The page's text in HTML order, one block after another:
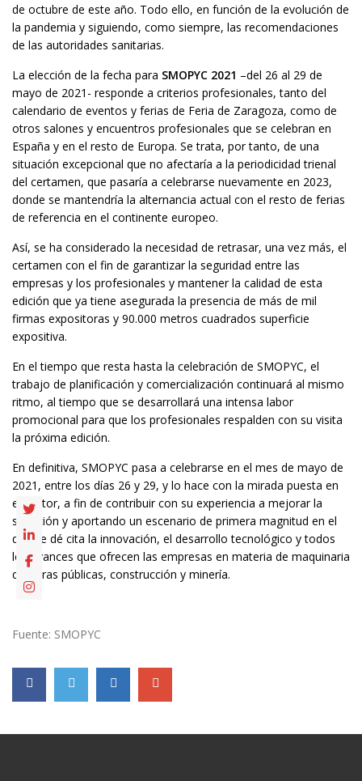
de octubre de este año. Todo ello, en función de la evolución de
la pandemia y siguiendo, como siempre, las recomendaciones
de las autoridades sanitarias.
La elección de la fecha para SMOPYC 2021 –del 26 al 29 de
mayo de 2021- responde a criterios profesionales, tanto del
calendario de eventos y ferias de Feria de Zaragoza, como de
otros salones y encuentros profesionales que se celebran en
España y en el resto de Europa. Se trata, por tanto, de una
situación excepcional que no afectaría a la periodicidad trienal
del certamen, que pasaría a celebrarse nuevamente en 2023,
donde se mantendría la alternancia actual con el resto de ferias
de referencia en el continente europeo.
Así, se ha considerado la necesidad de retrasar, una vez más, el
certamen con el fin de garantizar la seguridad entre las
empresas y los profesionales y mantener la calidad de esta
edición que ya tiene asegurada la presencia de más de mil
firmas expositoras y 90.000 metros cuadrados superficie
expositiva.
En el tiempo que resta hasta la celebración de SMOPYC, el
trabajo de planificación y comercialización continuará al mismo
ritmo, al tiempo que se desarrollará una intensa labor
promocional para que los profesionales respalden con su visita
la próxima edición.
En definitiva, SMOPYC pasa a celebrarse en el mes de mayo de
2021, entre los días 26 y 29, y lo hace con la mirada puesta en
el sector, a fin de contribuir con su experiencia a mejorar la
situación y aportando un escenario de primera magnitud en el
que se dé cita la innovación, el desarrollo tecnológico y todos
los avances que ofrecen las empresas en materia de maquinaria
de obras públicas, construcción y minería.
Fuente: SMOPYC